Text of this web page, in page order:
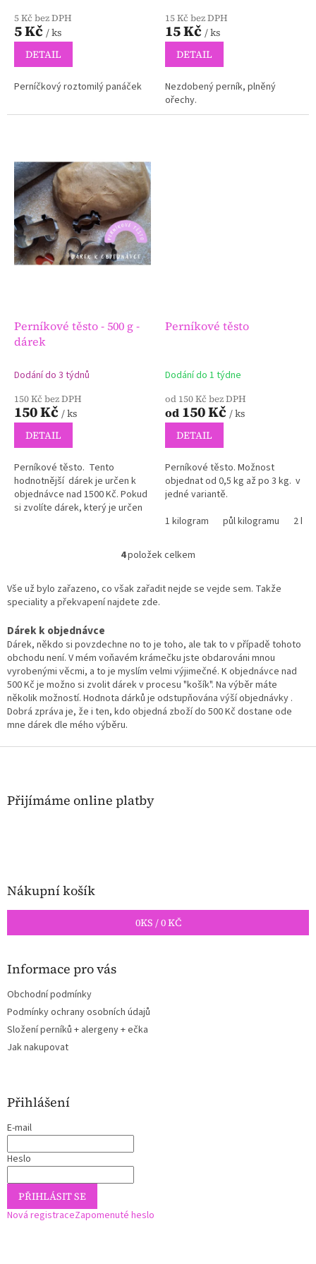
5 Kč bez DPH
5 Kč / ks
DETAIL
Perníčkový roztomilý panáček
15 Kč bez DPH
15 Kč / ks
DETAIL
Nezdobený perník, plněný
ořechy.
Perníkové těsto - 500 g -
dárek
Dodání do 3 týdnů
150 Kč bez DPH
150 Kč / ks
DETAIL
Perníkové těsto. Tento
hodnotnější dárek je určen k
objednávce nad 1500 Kč. Pokud
si zvolíte dárek, který je určen
Perníkové těsto
Dodání do 1 týdne
od 150 Kč bez DPH
od 150 Kč / ks
DETAIL
Perníkové těsto. Možnost
objednat od 0,5 kg až po 3 kg. v
jedné variantě.
1 kilogram
půl kilogramu 2
O
l
á
c
í
p
r
v
k
ý
4položek celkem
Vše už bylo zařazeno, co však zařadit nejde se vejde sem. Takže
speciality a překvapení najdete zde.
Dárek k objednávce
Dárek, někdo si povzdechne no to je toho, ale tak to v případě tohoto
obchodu není. V mém voňavém krámečku jste obdarováni mnou
vyrobenými věcmi, a to je myslím velmi výjimečné. K objednávce nad
500 Kč je možno si zvolit dárek v procesu "košík". Na výběr máte
několik možností. Hodnota dárků je odstupňována výší objednávky .
Dobrá zpráva je, že i ten, kdo objedná zboží do 500 Kč dostane ode
mne dárek dle mého výběru.
Z
Přijímáme online platby
Nákupní košík
0KS /0 KČ
Informace pro vás
Obchodní podmínky
Podmínky ochrany osobních údajů
Složení perníků + alergeny + ečka
Jak nakupovat
Přihlášení
E-mail
Heslo
PŘIHLÁSIT SE
Nová registraceZapomenuté heslo